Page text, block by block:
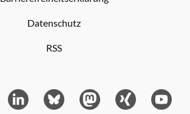
Datenschutz
RSS